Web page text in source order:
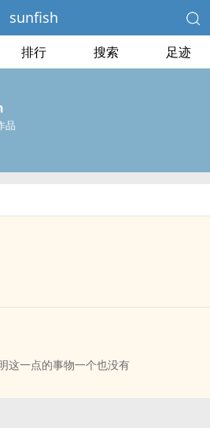
sunfish
排行 搜索 足迹
品
的结合，更是两个家庭的联姻；它不
段关系中，占据上风者坐拥财富、话
；而落败者往往下场难堪，轻则净身
这一点的事物一个也没有